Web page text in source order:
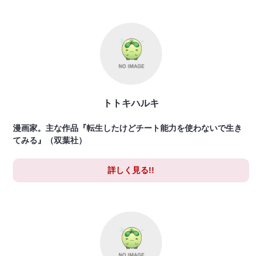
トトキハルキ
漫画家。主な作品『転生したけどチート能力を使わないで生き
てみる』（双葉社）
詳しく見る!!